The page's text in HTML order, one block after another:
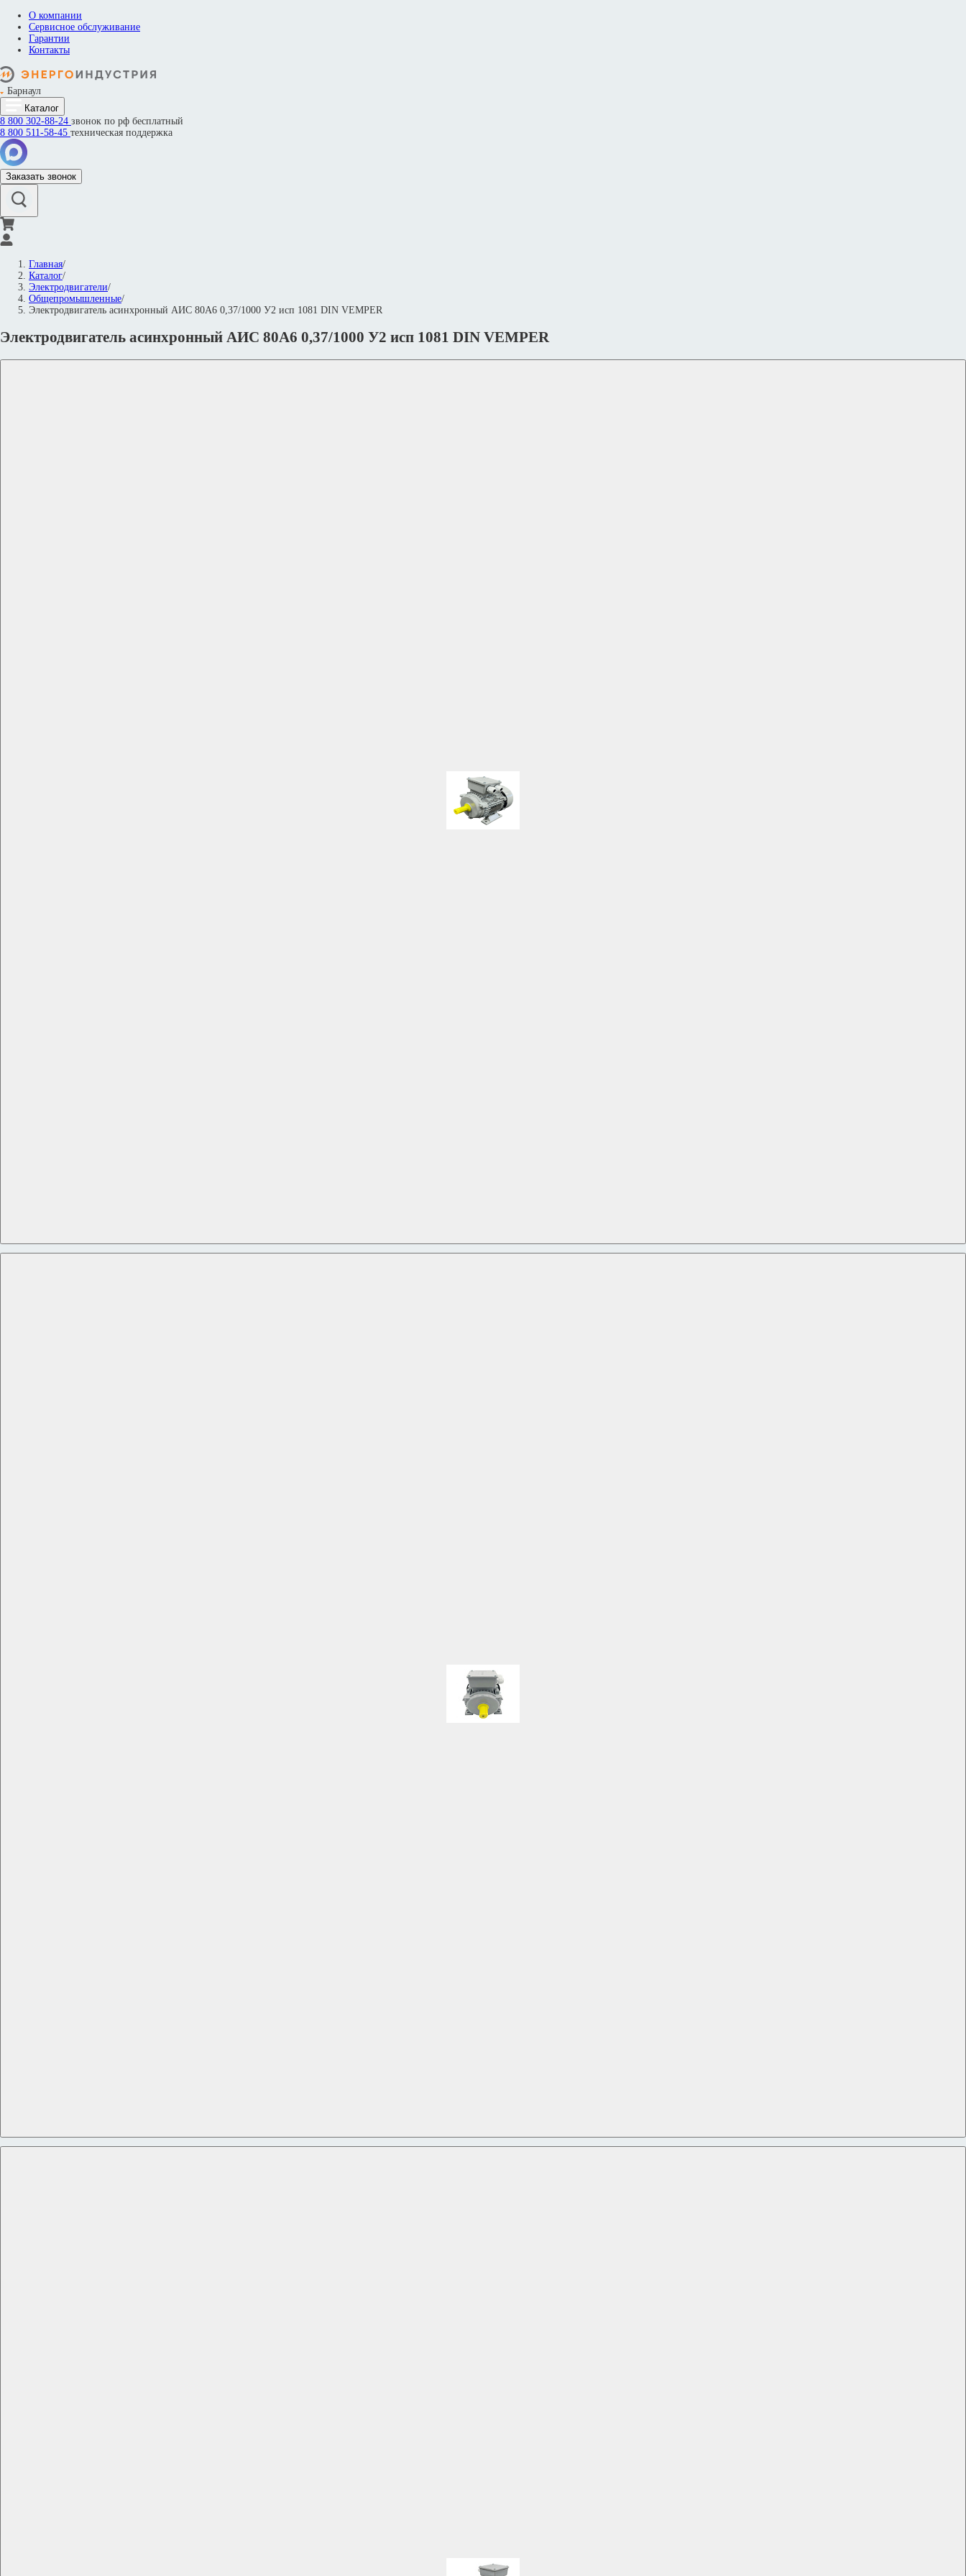
О компании
Сервисное обслуживание
Гарантии
Контакты
Барнаул
Каталог
8 800 302-88-24 звонок по рф бесплатный
8 800 511-58-45 техническая поддержка
Заказать звонок
Главная/
Каталог/
Электродвигатели/
Общепромышленные/
Электродвигатель асинхронный АИС 80А6 0,37/1000 У2 исп 1081 DIN VEMPER
Электродвигатель асинхронный АИС 80А6 0,37/1000 У2 исп 1081 DIN VEMPER